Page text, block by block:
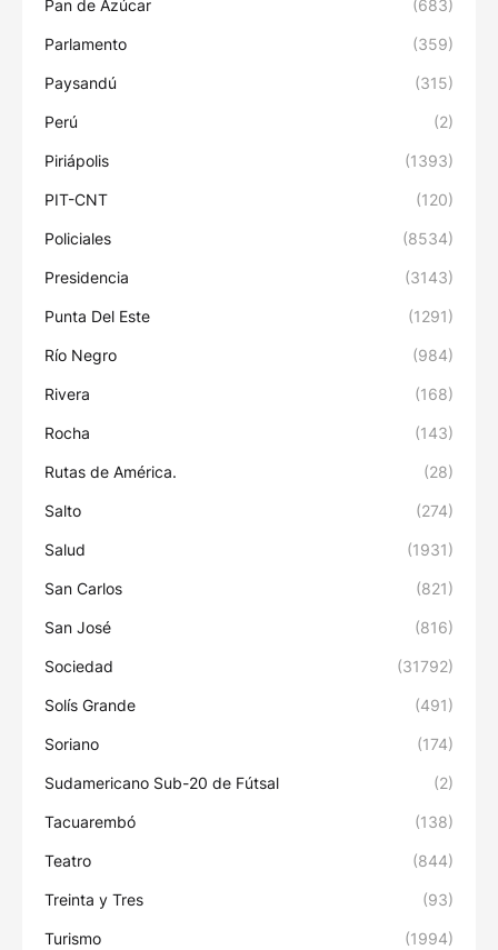
Pan de Azúcar (683)
Parlamento (359)
Paysandú (315)
Perú (2)
Piriápolis (1393)
PIT-CNT (120)
Policiales (8534)
Presidencia (3143)
Punta Del Este (1291)
Río Negro (984)
Rivera (168)
Rocha (143)
Rutas de América. (28)
Salto (274)
Salud (1931)
San Carlos (821)
San José (816)
Sociedad (31792)
Solís Grande (491)
Soriano (174)
Sudamericano Sub-20 de Fútsal (2)
Tacuarembó (138)
Teatro (844)
Treinta y Tres (93)
Turismo (1994)